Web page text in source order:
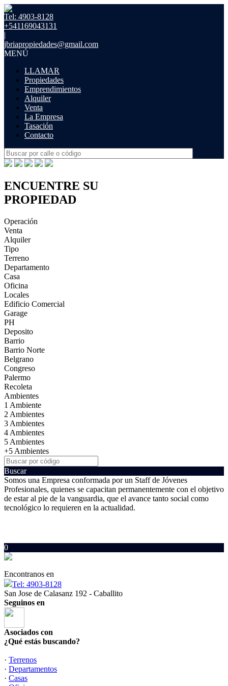
Tel: 4903-8128
+541169043131
|
jbriapropiedades@gmail.com
MENÚ
LLAMAR
Propiedades
Emprendimientos
Alquiler
Venta
La Empresa
Tasación
Contacto
ENCUENTRE SU
PROPIEDAD
Operación
Venta
Alquiler
Tipo
Terreno
Departamento
Casa
Oficina
Locales
Edificio Comercial
Garage
PH
Deposito
Barrio
Barrio Norte
Belgrano
Congreso
Palermo
Recoleta
Ambientes
1 Ambiente
2 Ambientes
3 Ambientes
4 Ambientes
5 Ambientes
+5 Ambientes
Buscar
Somos una Empresa conformada por un Staff de Jóvenes
Profesionales, quienes se capacitan permanentemente con el objetivo
de estar al pie de la vanguardia, que el avance tanto social como
tecnológico lo requieren en la actualidad.
0
Encontranos en
Tel: 4903-8128
San Jose de Calasanz 192 - Caballito
Seguinos en
Asociados con
¿Qué estás buscando?
· Terrenos
· Departamentos
· Casas